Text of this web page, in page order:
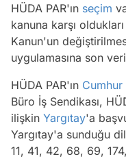
HÜDA PAR'ın seçim
kanuna karşı
Kanun'un
uygulamasına son
HÜDA PAR'ın Cumhur
Büro İş Sendikası,
ilişkin Yargıtay'a
Yargıtay'a sunduğu
11, 41, 42, 68, 69,